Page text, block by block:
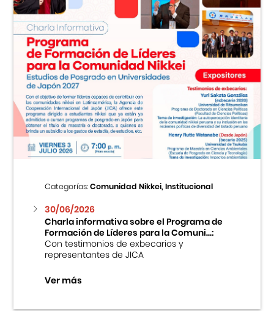
Categorías:Comunidad Nikkei, Institucional
30/06/2026
Charla informativa sobre el Programa de
Formación de Líderes para la Comuni...:
Con testimonios de exbecarios y
representantes de JICA
Ver más